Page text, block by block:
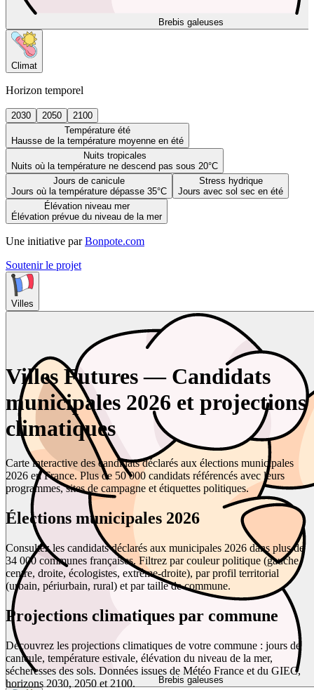
Brebis galeuses
Climat
Horizon temporel
2030 2050
2100
Température été
Hausse de la température moyenne en été
Nuits tropicales
Nuits où la température ne descend pas sous 20°C
Jours de canicule
Jours où la température dépasse 35°C
Stress hydrique
Jours avec sol sec en été
Élévation niveau mer
Élévation prévue du niveau de la mer
Une initiative par Bonpote.com
Soutenir le projet
Villes
Brebis galeuses
Villes Futures — Candidats
municipales 2026 et projections
climatiques
Carte interactive des candidats déclarés aux élections municipales
2026 en France. Plus de 50 000 candidats référencés avec leurs
programmes, sites de campagne et étiquettes politiques.
Élections municipales 2026
Consultez les candidats déclarés aux municipales 2026 dans plus de
34 000 communes françaises. Filtrez par couleur politique (gauche,
centre, droite, écologistes, extrême-droite), par profil territorial
(urbain, périurbain, rural) et par taille de commune.
Projections climatiques par commune
Découvrez les projections climatiques de votre commune : jours de
canicule, température estivale, élévation du niveau de la mer,
sécheresses des sols. Données issues de Météo France et du GIEC,
horizons 2030, 2050 et 2100.